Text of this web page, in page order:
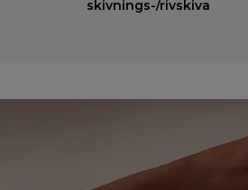
skivnings-/rivskiva